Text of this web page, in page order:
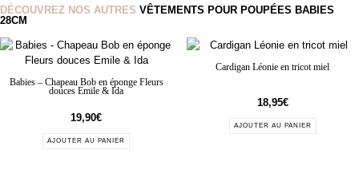
DÉCOUVREZ NOS AUTRES VÊTEMENTS POUR POUPÉES BABIES
28CM
Babies – Chapeau Bob en éponge Fleurs
douces Emile & Ida
19,90€
AJOUTER AU PANIER
Cardigan Léonie en tricot miel
18,95€
AJOUTER AU PANIER